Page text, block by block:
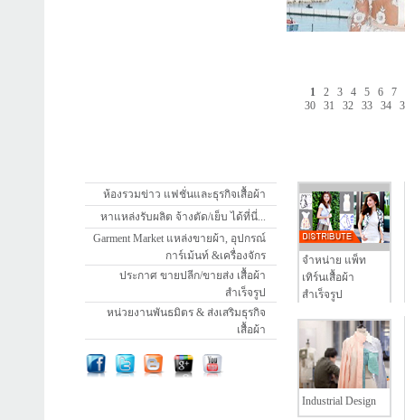
1 2 3 4 5 6
7
30
31 32 33 34
ห้องรวมข่าว แฟชั่นและธุรกิจเสื้อผ้า
หาแหล่งรับผลิต จ้างตัด/เย็บ ได้ที่นี่...
Garment Market แหล่งขายผ้า, อุปกรณ์
การ์เม้นท์ &เครื่องจักร
ประกาศ ขายปลีก/ขายส่ง เสื้อผ้า
สำเร็จรูป
หน่วยงานพันธมิตร & ส่งเสริมธุรกิจ
เสื้อผ้า
จำหน่าย แพ็ท
เทิร์นเสื้อผ้า
สำเร็จรูป
Industrial Design